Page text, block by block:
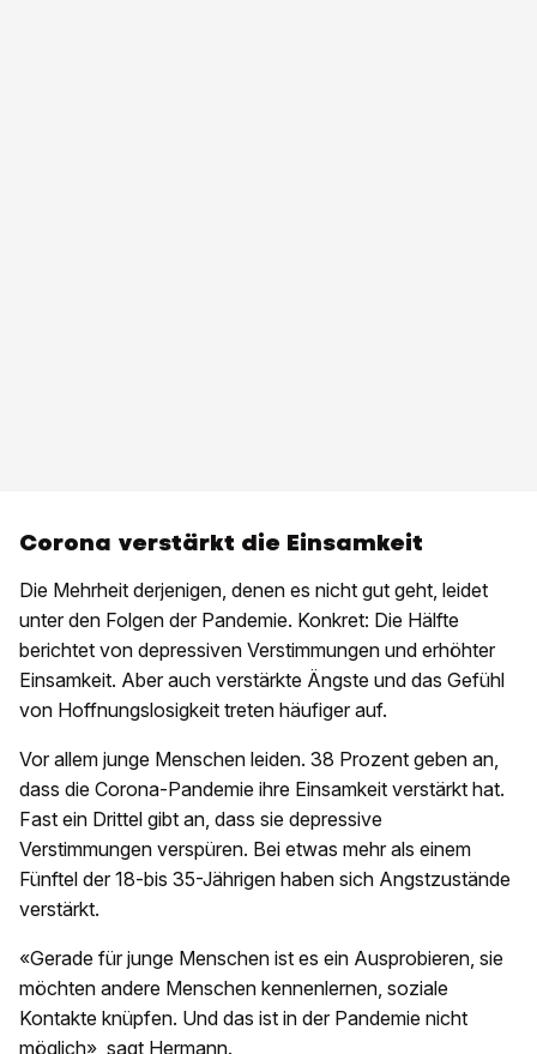
Corona verstärkt die Einsamkeit
Die Mehrheit derjenigen, denen es nicht gut geht, leidet
unter den Folgen der Pandemie. Konkret: Die Hälfte
berichtet von depressiven Verstimmungen und erhöhter
Einsamkeit. Aber auch verstärkte Ängste und das Gefühl
von Hoffnungslosigkeit treten häufiger auf.
Vor allem junge Menschen leiden. 38 Prozent geben an,
dass die Corona-Pandemie ihre Einsamkeit verstärkt hat.
Fast ein Drittel gibt an, dass sie depressive
Verstimmungen verspüren. Bei etwas mehr als einem
Fünftel der 18-bis 35-Jährigen haben sich Angstzustände
verstärkt.
«Gerade für junge Menschen ist es ein Ausprobieren, sie
möchten andere Menschen kennenlernen, soziale
Kontakte knüpfen. Und das ist in der Pandemie nicht
möglich», sagt Hermann.